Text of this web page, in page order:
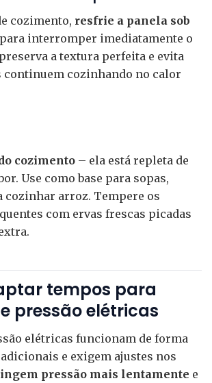
cozimento, resfrie a panela sob
para interromper imediatamente o
a textura perfeita e evita
continuem cozinhando no calor
cozimento – ela está repleta de
Use como base para sopas,
cozinhar arroz. Tempere os
com ervas frescas picadas
tempos para
pressão elétricas
elétricas funcionam de forma
e exigem ajustes nos
pressão mais lentamente e